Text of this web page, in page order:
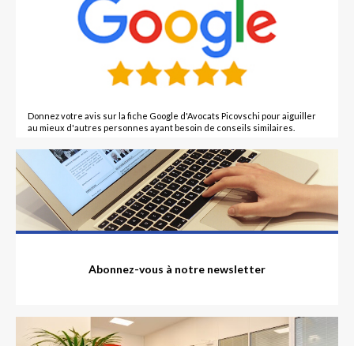
Donnez votre avis sur la fiche Google d'Avocats Picovschi pour aiguiller
au mieux d'autres personnes ayant besoin de conseils similaires.
Abonnez-vous à notre newsletter